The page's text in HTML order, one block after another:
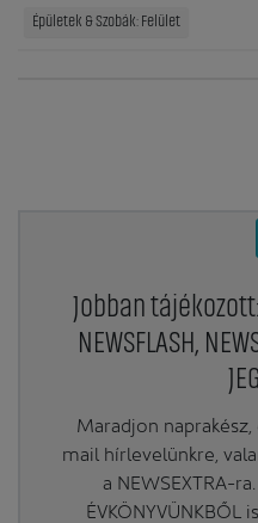
Épületek & Szobák: Felület
Jobban tájékozott:
NEWSFLASH,
Maradjon
mail hírlevelünkre,
a NEWSEXTRA-